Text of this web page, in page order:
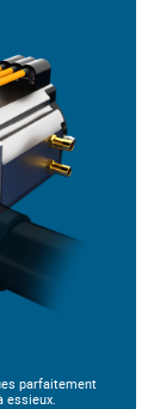
parfaitement
essieux.